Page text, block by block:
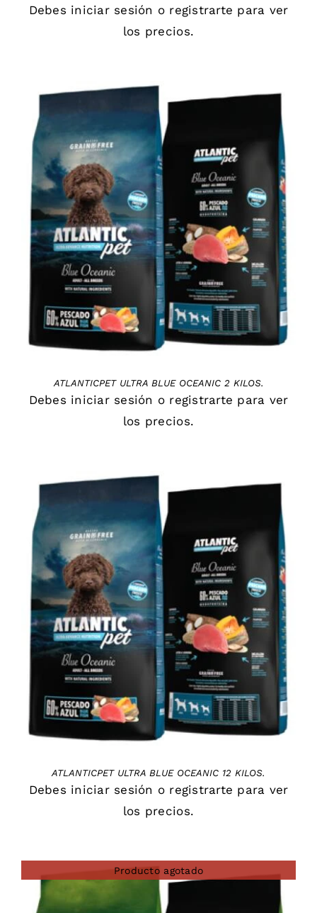
Debes iniciar sesión o registrarte para ver
los precios.
DETAILS
ATLANTICPET ULTRA BLUE OCEANIC 2 KILOS.
Debes iniciar sesión o registrarte para ver
los precios.
DETAILS
ATLANTICPET ULTRA BLUE OCEANIC 12 KILOS.
Debes iniciar sesión o registrarte para ver
los precios.
Producto agotado